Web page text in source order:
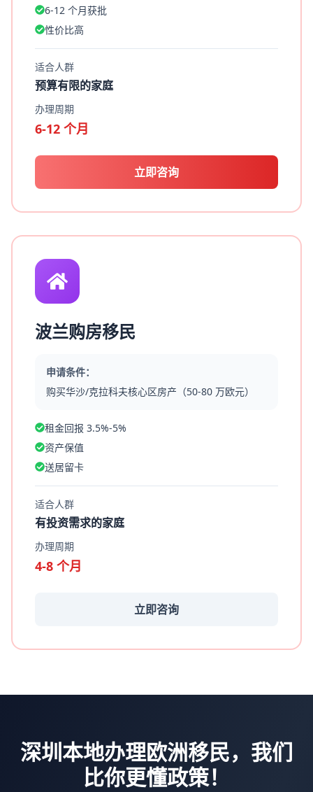
6-12 个月获批
性价比高
适合人群
预算有限的家庭
办理周期
6-12 个月
立即咨询
波兰购房移民
申请条件：
购买华沙/克拉科夫核心区房产（50-80 万欧元）
租金回报 3.5%-5%
资产保值
送居留卡
适合人群
有投资需求的家庭
办理周期
4-8 个月
立即咨询
深圳本地办理欧洲移民，我们
比你更懂政策！